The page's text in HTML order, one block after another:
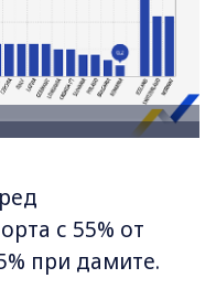
с 55% от
при дамите.